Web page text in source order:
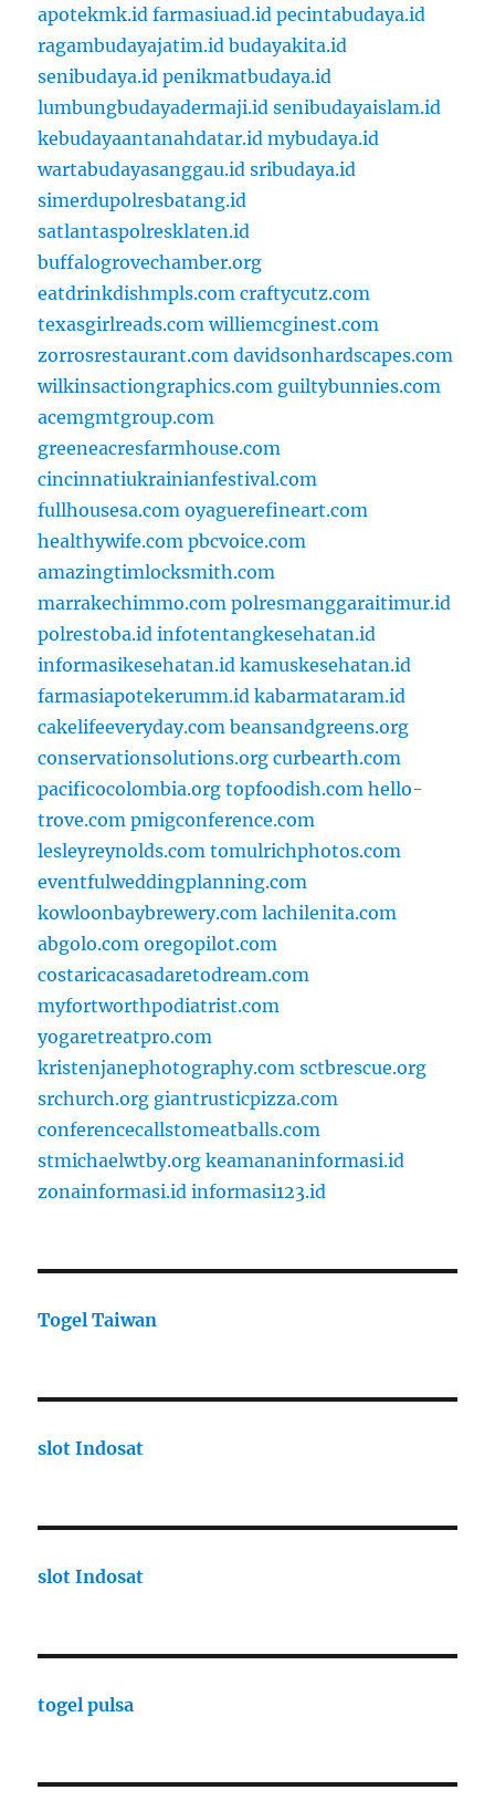
apotekmk.id farmasiuad.id pecintabudaya.id
ragambudayajatim.id budayakita.id
senibudaya.id penikmatbudaya.id
lumbungbudayadermaji.id senibudayaislam.id
kebudayaantanahdatar.id mybudaya.id
wartabudayasanggau.id sribudaya.id
simerdupolresbatang.id
satlantaspolresklaten.id
buffalogrovechamber.org
eatdrinkdishmpls.com craftycutz.com
texasgirlreads.com williemcginest.com
zorrosrestaurant.com davidsonhardscapes.com
wilkinsactiongraphics.com guiltybunnies.com
acemgmtgroup.com
greeneacresfarmhouse.com
cincinnatiukrainianfestival.com
fullhousesa.com oyaguerefineart.com
healthywife.com pbcvoice.com
amazingtimlocksmith.com
marrakechimmo.com polresmanggaraitimur.id
polrestoba.id infotentangkesehatan.id
informasikesehatan.id kamuskesehatan.id
farmasiapotekerumm.id kabarmataram.id
cakelifeeveryday.com beansandgreens.org
conservationsolutions.org curbearth.com
pacificocolombia.org topfoodish.com hello-
trove.com pmigconference.com
lesleyreynolds.com tomulrichphotos.com
eventfulweddingplanning.com
kowloonbaybrewery.com lachilenita.com
abgolo.com oregopilot.com
costaricacasadaretodream.com
myfortworthpodiatrist.com
yogaretreatpro.com
kristenjanephotography.com sctbrescue.org
srchurch.org giantrusticpizza.com
conferencecallstomeatballs.com
stmichaelwtby.org keamananinformasi.id
zonainformasi.id informasi123.id
Togel Taiwan
slot Indosat
slot Indosat
togel pulsa